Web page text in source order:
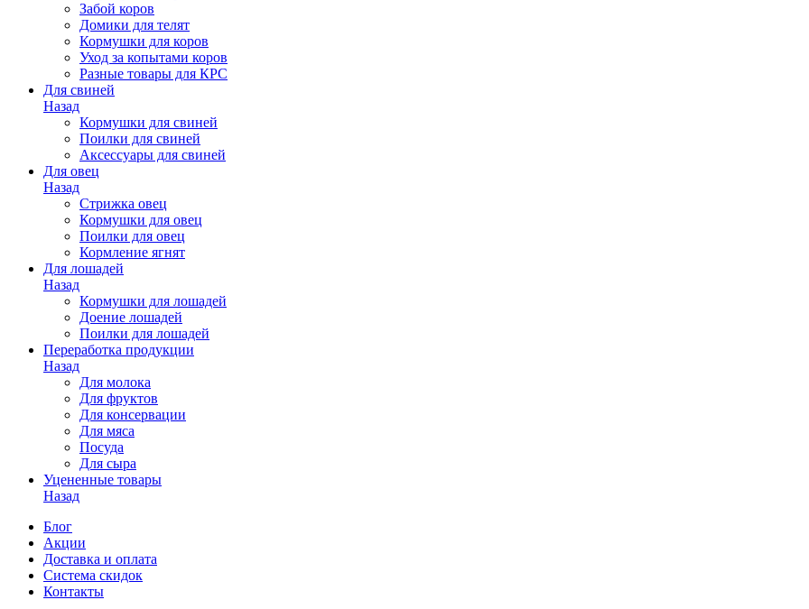
Забой коров
Домики для телят
Кормушки для коров
Уход за копытами коров
Разные товары для КРС
Для свиней
Назад
Кормушки для свиней
Поилки для свиней
Аксессуары для свиней
Для овец
Назад
Стрижка овец
Кормушки для овец
Поилки для овец
Кормление ягнят
Для лошадей
Назад
Кормушки для лошадей
Доение лошадей
Поилки для лошадей
Переработка продукции
Назад
Для молока
Для фруктов
Для консервации
Для мяса
Посуда
Для сыра
Уцененные товары
Назад
Блог
Акции
Доставка и оплата
Система скидок
Контакты